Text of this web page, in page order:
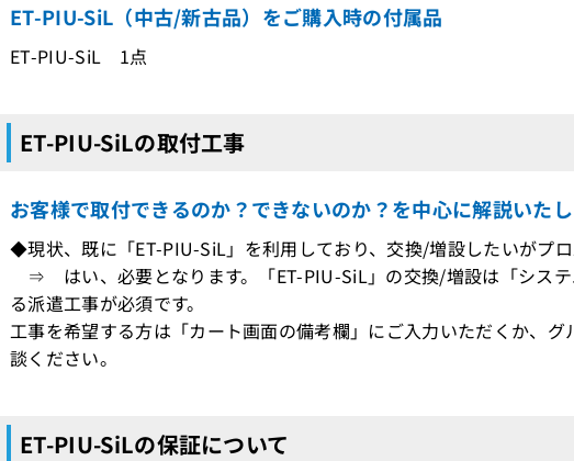
ET-PIU-SiL（中古/新古品）をご購入時の付属品
ET-PIU-SiL 1点
ET-PIU-SiLの取付工事
お客様で取付できるのか？できないのか？を中心に解説いた
◆現状、既に「ET-PIU-SiL」を利用しており、交換/増設したいがプ
⇒ はい、必要となります。「ET-PIU-SiL」の交換/増設は「シス
る派遣工事が必須です。
工事を希望する方は「カート画面の備考欄」にご入力いただくか、グ
談ください。
ET-PIU-SiLの保証について